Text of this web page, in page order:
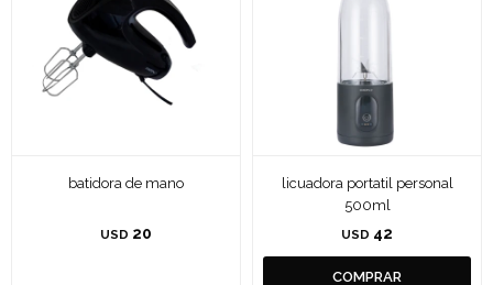
batidora de mano
USD 20
licuadora portatil personal
500ml
USD 42